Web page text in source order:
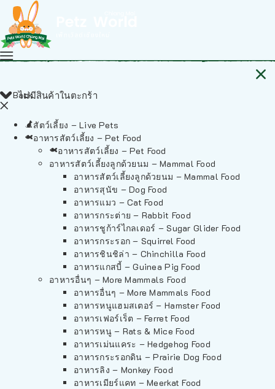
ไม่มีสินค้าในตะกร้า
Back
สัตว์เลี้ยง – Live Pets
อาหารสัตว์เลี้ยง – Pet Food
อาหารสัตว์เลี้ยง – Pet Food
อาหารสัตว์เลี้ยงลูกด้วยนม – Mammal Food
อาหารสัตว์เลี้ยงลูกด้วยนม – Mammal Food
อาหารสุนัข – Dog Food
อาหารแมว – Cat Food
อาหารกระต่าย – Rabbit Food
อาหารชูก้าร์ไกลเดอร์ – Sugar Glider Food
อาหารกระรอก – Squirrel Food
อาหารชินชิล่า – Chinchilla Food
อาหารแกสบี้ – Guinea Pig Food
อาหารอื่นๆ – More Mammals Food
อาหารอื่นๆ – More Mammals Food
อาหารหนูแฮมสเตอร์ – Hamster Food
อาหารเฟอร์เร็ต – Ferret Food
อาหารหนู – Rats & Mice Food
อาหารเม่นแคระ – Hedgehog Food
อาหารกระรอกดิน – Prairie Dog Food
อาหารลิง – Monkey Food
อาหารเมียร์แคท – Meerkat Food